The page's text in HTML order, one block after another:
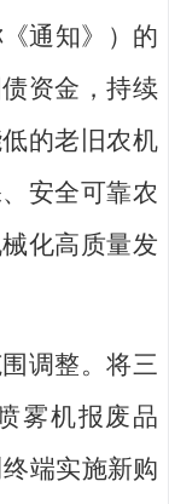
通知》） 的
资金，持续
的老旧农机
安全可靠农
化高质量发
调整。将三
雾机报废品
端实施新购